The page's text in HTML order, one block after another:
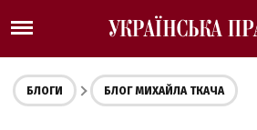
БЛОГИ БЛОГ МИХАЙЛА ТКАЧА